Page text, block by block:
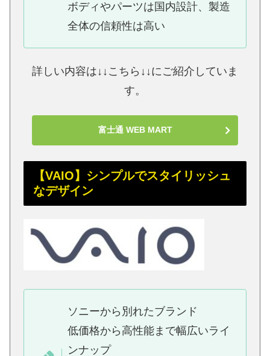
ボディやパーツは国内設計、製造
全体の信頼性は高い
詳しい内容は↓↓こちら↓↓にご紹介していま
す。
富士通 WEB MART
【VAIO】シンプルでスタイリッシュ
なデザイン
ソニーから別れたブランド
低価格から高性能まで幅広いライ
ンナップ